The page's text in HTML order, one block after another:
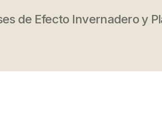
de Efecto Invernadero y